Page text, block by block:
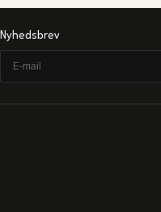
Nyhedsbrev